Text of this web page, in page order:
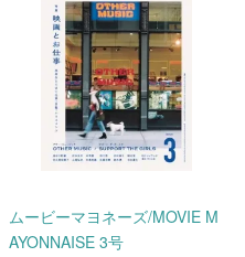
ムービーマヨネーズ/MOVIE M
AYONNAISE 3号